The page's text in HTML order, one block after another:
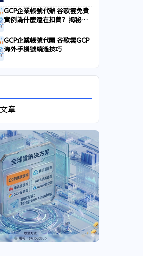
GCP企業帳號代辦 谷歌雲免費
實例為什麼還在扣費？揭秘隱
GCP企業帳號代開 谷歌雲GCP
海外手機號繞過技巧
章